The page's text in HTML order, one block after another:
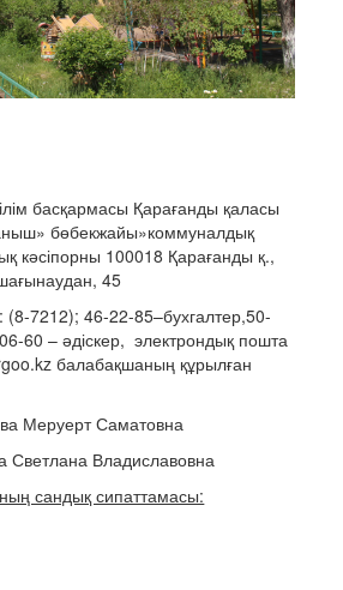
басқармасы Қарағанды қаласы
бөбекжайы»коммуналдық
кәсіпорны 100018 Қарағанды қ.,
45
7212); 46-22-85–бухгалтер,50-
60 – әдіскер, электрондық пошта
балабақшаның құрылған
Меруерт Саматовна
Светлана Владиславовна
сандық сипаттамасы: